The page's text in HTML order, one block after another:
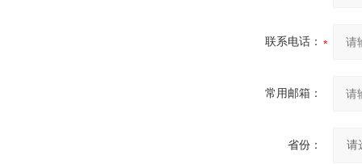
联系电话：
常用邮箱：
省份：